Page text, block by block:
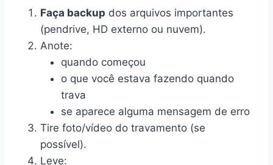
Faça backup dos arquivos importantes
(pendrive, HD externo ou nuvem).
Anote:
quando começou
o que você estava fazendo quando
trava
se aparece alguma mensagem de erro
Tire foto/vídeo do travamento (se
possível).
Leve: